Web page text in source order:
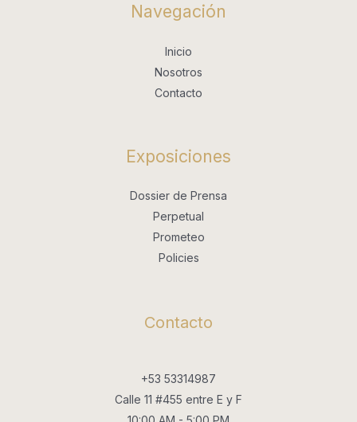
Navegación
Inicio
Nosotros
Contacto
Exposiciones
Dossier de Prensa
Perpetual
Prometeo
Policies
Contacto
+53 53314987
Calle 11 #455 entre E y F